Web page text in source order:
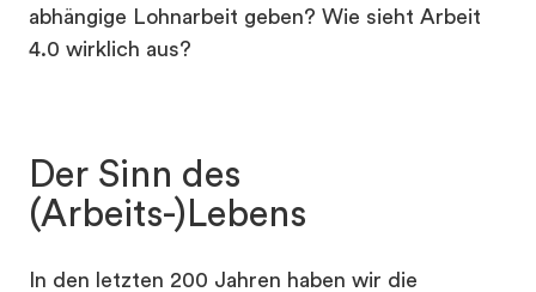
abhängige Lohnarbeit geben? Wie sieht Arbeit
4.0 wirklich aus?
Der Sinn des
(Arbeits-)Lebens
In den letzten 200 Jahren haben wir die